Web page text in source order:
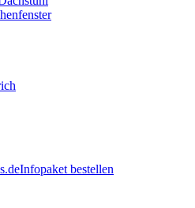
Infopaket bestellen